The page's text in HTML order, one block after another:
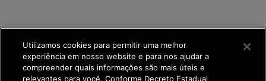
Utilizamos cookies para permitir uma melhor
experiência em nosso website e para nos ajudar a
compreender quais informações são mais úteis e
relevantes para você. Conforme Decreto Estadual